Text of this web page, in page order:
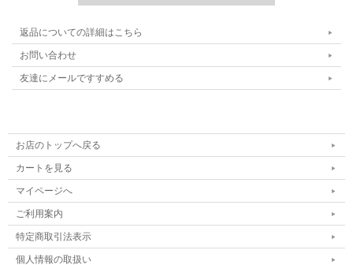
返品についての詳細はこちら
お問い合わせ
友達にメールですすめる
お店のトップへ戻る
カートを見る
マイページへ
ご利用案内
特定商取引法表示
個人情報の取扱い